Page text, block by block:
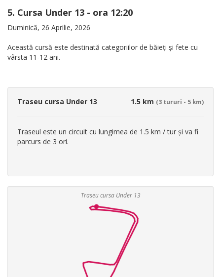
5. Cursa Under 13 - ora 12:20
Duminică, 26 Aprilie, 2026
Această cursă este destinată categoriilor de băieți și fete cu
vârsta 11-12 ani.
Traseu cursa Under 13 1.5 km (3 tururi - 5 km)
Traseul este un circuit cu lungimea de 1.5 km / tur și va fi
parcurs de 3 ori.
Traseu cursa Under 13